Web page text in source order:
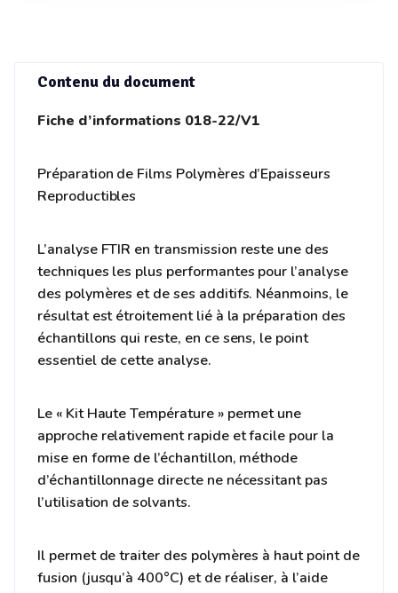
Contenu du document
Fiche d’informations 018-22/V1
Préparation de Films Polymères d’Epaisseurs
Reproductibles
L’analyse FTIR en transmission reste une des
techniques les plus performantes pour l’analyse
des polymères et de ses additifs. Néanmoins, le
résultat est étroitement lié à la préparation des
échantillons qui reste, en ce sens, le point
essentiel de cette analyse.
Le « Kit Haute Température » permet une
approche relativement rapide et facile pour la
mise en forme de l’échantillon, méthode
d’échantillonnage directe ne nécessitant pas
l’utilisation de solvants.
Il permet de traiter des polymères à haut point de
fusion (jusqu’à 400°C) et de réaliser, à l’aide